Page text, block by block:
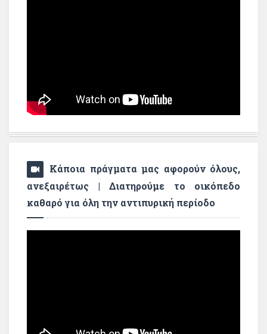
Κάποια πράγματα μας αφορούν όλους,
ανεξαιρέτως | Διατηρούμε το οικόπεδο
καθαρό για όλη την αντιπυρική περίοδο